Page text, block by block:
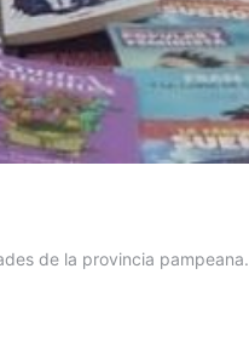
de la provincia pampeana.